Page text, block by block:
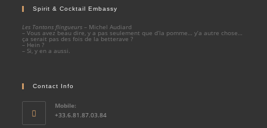
Spirit & Cocktail Embassy
Les Tontons flingueurs – Michel Audiard
– Vous avez beau dire, y a pas seulement que d’la pomme… y’a autre chose…
ça serait pas des fois de la betterave ?
– Hein ?
– Si, y en a aussi.
Contact Info
Mobile:
+33.6.81.87.03.84